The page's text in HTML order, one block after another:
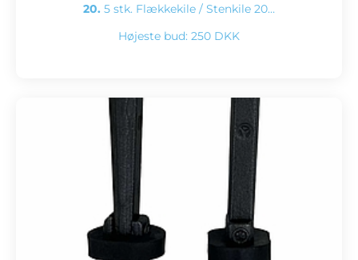
20. 5 stk. Flækkekile / Stenkile 20…
Højeste bud: 250 DKK